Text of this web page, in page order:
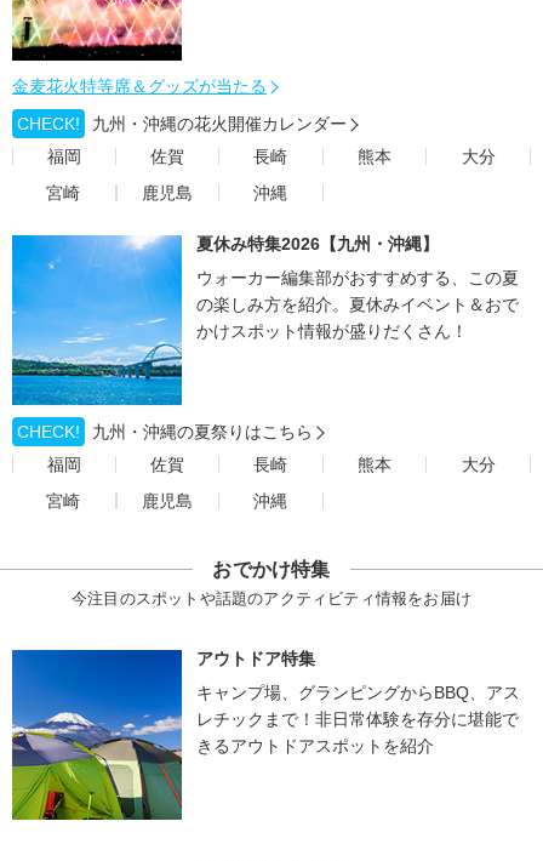
金麦花火特等席＆グッズが当たる
CHECK!
九州・沖縄の花火開催カレンダー
福岡
佐賀 長崎 熊本
大分
宮崎
鹿児島 沖縄
夏休み特集2026【九州・沖縄】
ウォーカー編集部がおすすめする、この夏
の楽しみ方を紹介。夏休みイベント＆おで
かけスポット情報が盛りだくさん！
CHECK!
九州・沖縄の夏祭りはこちら
福岡
佐賀 長崎 熊本
大分
宮崎
鹿児島 沖縄
おでかけ特集
今注目のスポットや話題のアクティビティ情報をお届け
アウトドア特集
キャンプ場、グランピングからBBQ、アス
レチックまで！非日常体験を存分に堪能で
きるアウトドアスポットを紹介